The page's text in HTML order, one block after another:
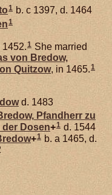
1 b. c 1397, d. 1464
1
1452.1 She married
von Bredow,
Quitzow, in 1465.1
d. 1483
Pfandherr zu
der Dosen+1 d. 1544
+1 b. a 1465, d.